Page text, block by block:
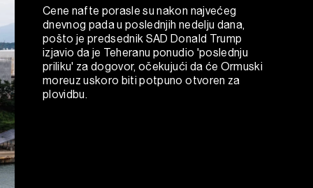
Cene nafte porasle su nakon najvećeg
dnevnog pada u poslednjih nedelju dana,
pošto je predsednik SAD Donald Trump
izjavio da je Teheranu ponudio 'poslednju
priliku' za dogovor, očekujući da će Ormuski
moreuz uskoro biti potpuno otvoren za
plovidbu.